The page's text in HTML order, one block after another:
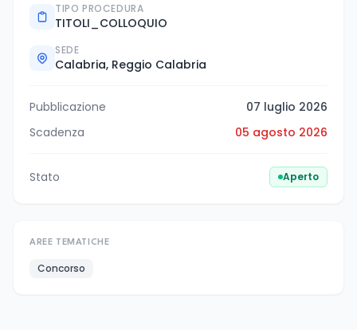
TIPO PROCEDURA
TITOLI_COLLOQUIO
SEDE
Calabria, Reggio Calabria
Pubblicazione
07 luglio 2026
Scadenza
05 agosto 2026
Stato Aperto
AREE TEMATICHE
Concorso